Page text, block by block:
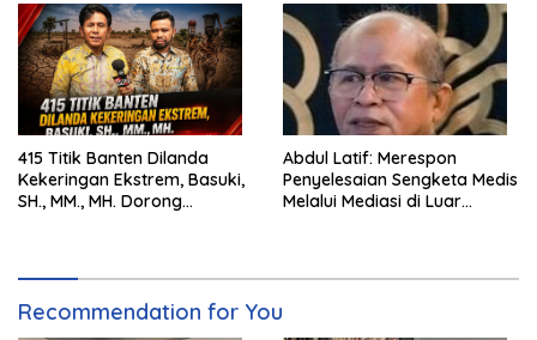
415 Titik Banten Dilanda
Kekeringan Ekstrem, Basuki,
SH., MM., MH. Dorong
Abdul Latif: Merespon
Penyelesaian Sengketa Medis
Melalui Mediasi di Luar
Recommendation for You